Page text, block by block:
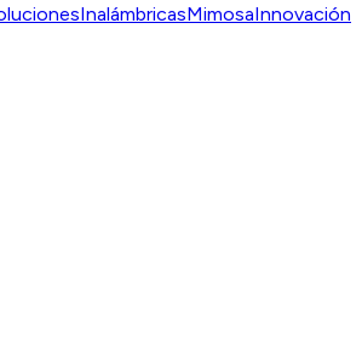
MimosaInnovación